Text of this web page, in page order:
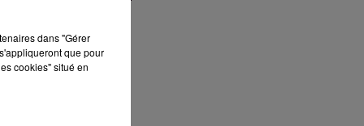
dans "Gérer
que pour
cookies" situé en